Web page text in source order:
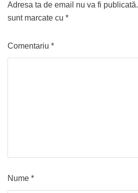
Adresa ta de email nu va fi publicată.
sunt marcate cu *
Comentariu *
Nume *